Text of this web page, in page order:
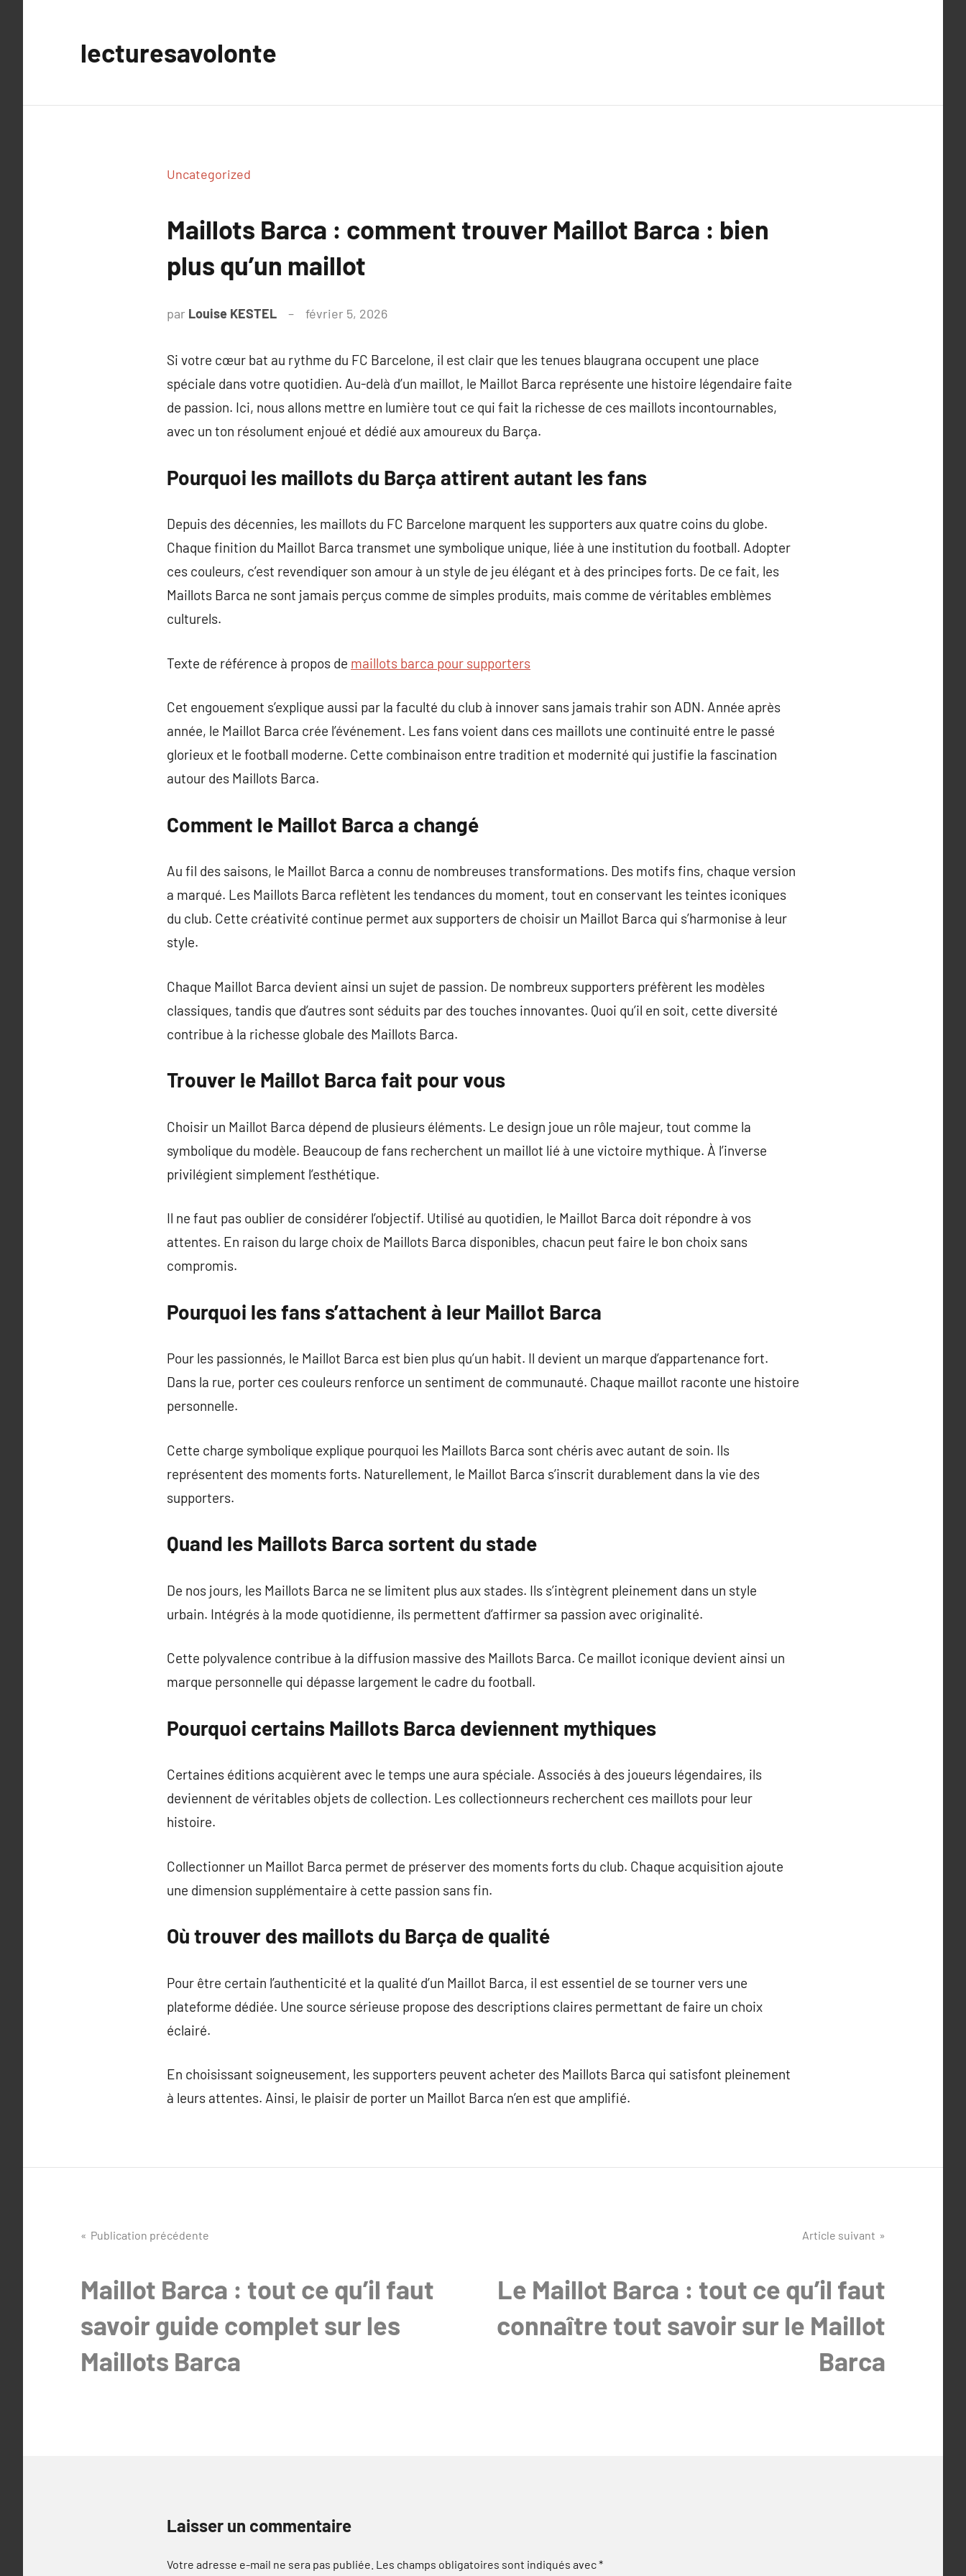
lecturesavolonte
Uncategorized
Maillots Barca : comment trouver Maillot Barca : bien
plus qu’un maillot
par Louise KESTEL février 5, 2026
Si votre cœur bat au rythme du FC Barcelone, il est clair que les tenues blaugrana occupent une place
spéciale dans votre quotidien. Au-delà d’un maillot, le Maillot Barca représente une histoire légendaire faite
de passion. Ici, nous allons mettre en lumière tout ce qui fait la richesse de ces maillots incontournables,
avec un ton résolument enjoué et dédié aux amoureux du Barça.
Pourquoi les maillots du Barça attirent autant les fans
Depuis des décennies, les maillots du FC Barcelone marquent les supporters aux quatre coins du globe.
Chaque finition du Maillot Barca transmet une symbolique unique, liée à une institution du football. Adopter
ces couleurs, c’est revendiquer son amour à un style de jeu élégant et à des principes forts. De ce fait, les
Maillots Barca ne sont jamais perçus comme de simples produits, mais comme de véritables emblèmes
culturels.
Texte de référence à propos de maillots barca pour supporters
Cet engouement s’explique aussi par la faculté du club à innover sans jamais trahir son ADN. Année après
année, le Maillot Barca crée l’événement. Les fans voient dans ces maillots une continuité entre le passé
glorieux et le football moderne. Cette combinaison entre tradition et modernité qui justifie la fascination
autour des Maillots Barca.
Comment le Maillot Barca a changé
Au fil des saisons, le Maillot Barca a connu de nombreuses transformations. Des motifs fins, chaque version
a marqué. Les Maillots Barca reflètent les tendances du moment, tout en conservant les teintes iconiques
du club. Cette créativité continue permet aux supporters de choisir un Maillot Barca qui s’harmonise à leur
style.
Chaque Maillot Barca devient ainsi un sujet de passion. De nombreux supporters préfèrent les modèles
classiques, tandis que d’autres sont séduits par des touches innovantes. Quoi qu’il en soit, cette diversité
contribue à la richesse globale des Maillots Barca.
Trouver le Maillot Barca fait pour vous
Choisir un Maillot Barca dépend de plusieurs éléments. Le design joue un rôle majeur, tout comme la
symbolique du modèle. Beaucoup de fans recherchent un maillot lié à une victoire mythique. À l’inverse
privilégient simplement l’esthétique.
Il ne faut pas oublier de considérer l’objectif. Utilisé au quotidien, le Maillot Barca doit répondre à vos
attentes. En raison du large choix de Maillots Barca disponibles, chacun peut faire le bon choix sans
compromis.
Pourquoi les fans s’attachent à leur Maillot Barca
Pour les passionnés, le Maillot Barca est bien plus qu’un habit. Il devient un marque d’appartenance fort.
Dans la rue, porter ces couleurs renforce un sentiment de communauté. Chaque maillot raconte une histoire
personnelle.
Cette charge symbolique explique pourquoi les Maillots Barca sont chéris avec autant de soin. Ils
représentent des moments forts. Naturellement, le Maillot Barca s’inscrit durablement dans la vie des
supporters.
Quand les Maillots Barca sortent du stade
De nos jours, les Maillots Barca ne se limitent plus aux stades. Ils s’intègrent pleinement dans un style
urbain. Intégrés à la mode quotidienne, ils permettent d’affirmer sa passion avec originalité.
Cette polyvalence contribue à la diffusion massive des Maillots Barca. Ce maillot iconique devient ainsi un
marque personnelle qui dépasse largement le cadre du football.
Pourquoi certains Maillots Barca deviennent mythiques
Certaines éditions acquièrent avec le temps une aura spéciale. Associés à des joueurs légendaires, ils
deviennent de véritables objets de collection. Les collectionneurs recherchent ces maillots pour leur
histoire.
Collectionner un Maillot Barca permet de préserver des moments forts du club. Chaque acquisition ajoute
une dimension supplémentaire à cette passion sans fin.
Où trouver des maillots du Barça de qualité
Pour être certain l’authenticité et la qualité d’un Maillot Barca, il est essentiel de se tourner vers une
plateforme dédiée. Une source sérieuse propose des descriptions claires permettant de faire un choix
éclairé.
En choisissant soigneusement, les supporters peuvent acheter des Maillots Barca qui satisfont pleinement
à leurs attentes. Ainsi, le plaisir de porter un Maillot Barca n’en est que amplifié.
Navigation
l’article
Publication précédente
Maillot Barca : tout ce qu’il faut
savoir guide complet sur les
Maillots Barca
Article suivant
Le Maillot Barca : tout ce qu’il faut
connaître tout savoir sur le Maillot
Barca
Laisser un commentaire
Votre adresse e-mail ne sera pas publiée. Les champs obligatoires sont indiqués avec*